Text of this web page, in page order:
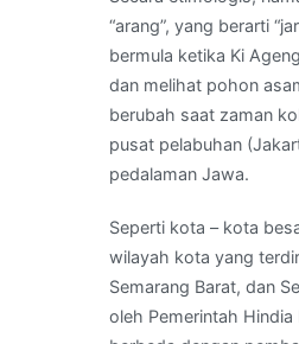
Kami
0812
9070
0500
“arang”, yang berarti
bermula ketika Ki
dan melihat pohon
berubah saat zaman
pusat pelabuhan
pedalaman Jawa.
Seperti kota – kota
wilayah kota yang
Semarang Barat, dan
oleh Pemerintah